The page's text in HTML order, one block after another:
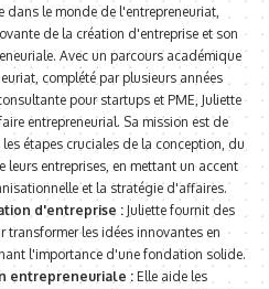
dans le monde de l'entrepreneuriat,
de la création d'entreprise et son
Avec un parcours académique
, complété par plusieurs années
pour startups et PME, Juliette
entrepreneurial. Sa mission est de
étapes cruciales de la conception, du
leurs entreprises, en mettant un accent
et la stratégie d'affaires.
d'entreprise :Juliette fournit des
les idées innovantes en
l'importance d'une fondation solide.
entrepreneuriale :Elle aide les